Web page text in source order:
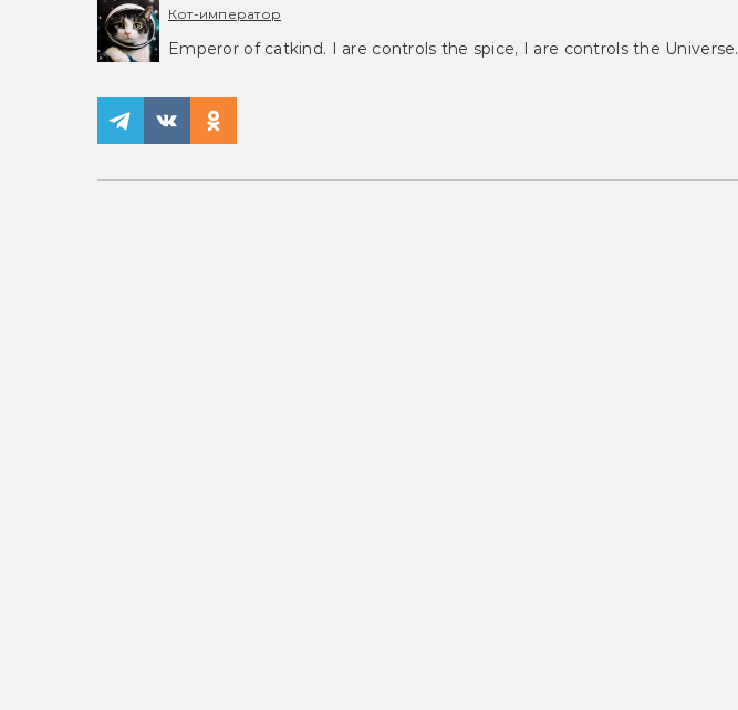
Кот-император
Emperor of catkind. I are controls the spice, I are controls the Universe.